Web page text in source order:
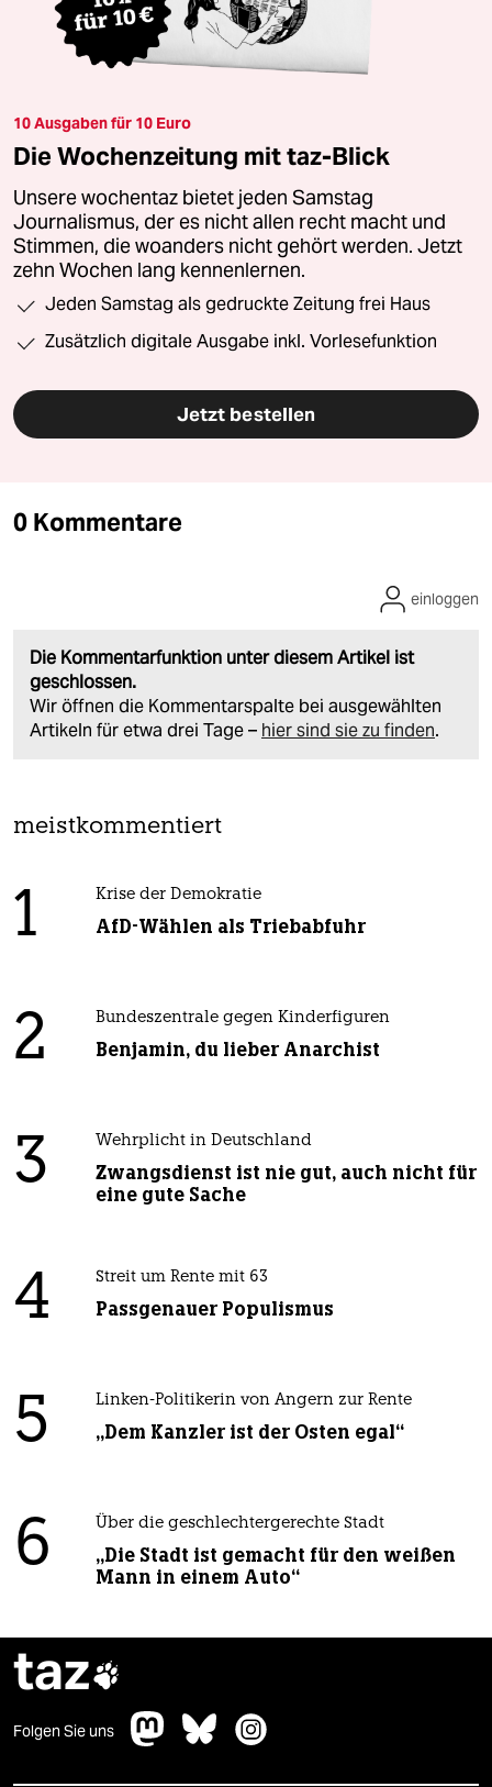
10 Ausgaben für 10 Euro
Die Wochenzeitung mit taz-Blick
Unsere wochentaz bietet jeden Samstag
Journalismus, der es nicht allen recht macht und
Stimmen, die woanders nicht gehört werden. Jetzt
zehn Wochen lang kennenlernen.
Jeden Samstag als gedruckte Zeitung frei Haus
Zusätzlich digitale Ausgabe inkl. Vorlesefunktion
Jetzt bestellen
0 Kommentare
Die Kommentarfunktion unter diesem Artikel ist
geschlossen.
Wir öffnen die Kommentarspalte bei ausgewählten
Artikeln für etwa drei Tage – hier sind sie zu finden.
einloggen
meistkommentiert
1 Krise der Demokratie
AfD-Wählen als Triebabfuhr
2 Bundeszentrale gegen Kinderfiguren
Benjamin, du lieber Anarchist
3 Wehrplicht in Deutschland
Zwangsdienst ist nie gut, auch nicht für
eine gute Sache
4 Streit um Rente mit 63
Passgenauer Populismus
5 Linken-Politikerin von Angern zur Rente
„Dem Kanzler ist der Osten egal“
6 Über die geschlechtergerechte Stadt
„Die Stadt ist gemacht für den weißen
Mann in einem Auto“
taz
Folgen Sie uns